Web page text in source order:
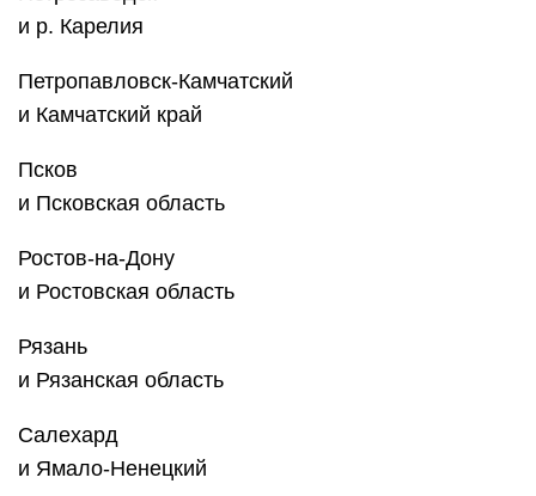
и р. Карелия
Петропавловск-Камчатский
и Камчатский край
Псков
и Псковская область
Ростов-на-Дону
и Ростовская область
Рязань
и Рязанская область
Салехард
и Ямало-Ненецкий